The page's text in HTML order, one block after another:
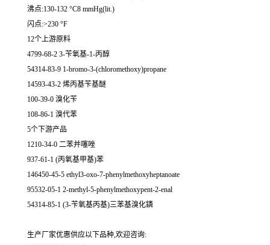
沸点:130-132 °C8 mmHg(lit.)
闪点:>230 °F
12个上游原料
4799-68-2 3-苄氧基-1-丙醇
54314-83-9 1-bromo-3-(chloromethoxy)propane
14593-43-2 烯丙基苄基醚
100-39-0 溴化苄
108-86-1 溴代苯
5个下游产品
1210-34-0 二苯并噻唑
937-61-1 (丙氧基甲基)苯
146450-45-5 ethyl3-oxo-7-phenylmethoxyheptanoate
95532-05-1 2-methyl-5-phenylmethoxypent-2-enal
54314-85-1 (3-苄氧基丙基)三苯基溴化鏻
生产厂家优惠供应以下品种,欢迎咨询: